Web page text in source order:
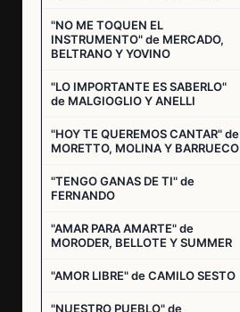
"NO ME TOQUEN EL
INSTRUMENTO" de MERCADO,
BELTRANO Y YOVINO
"LO IMPORTANTE ES SABERLO"
de MALGIOGLIO Y ANELLI
"HOY TE QUEREMOS CANTAR" de
MORETTO, MOLINA Y BARRUECO
"TENGO GANAS DE TI" de
FERNANDO
"AMAR PARA AMARTE" de
MORODER, BELLOTE Y SUMMER
"AMOR LIBRE" de CAMILO SESTO
"NUESTRO PUEBLO" de